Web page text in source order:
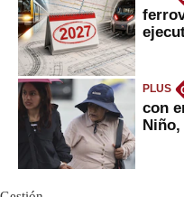
PLUS
con
Niño,